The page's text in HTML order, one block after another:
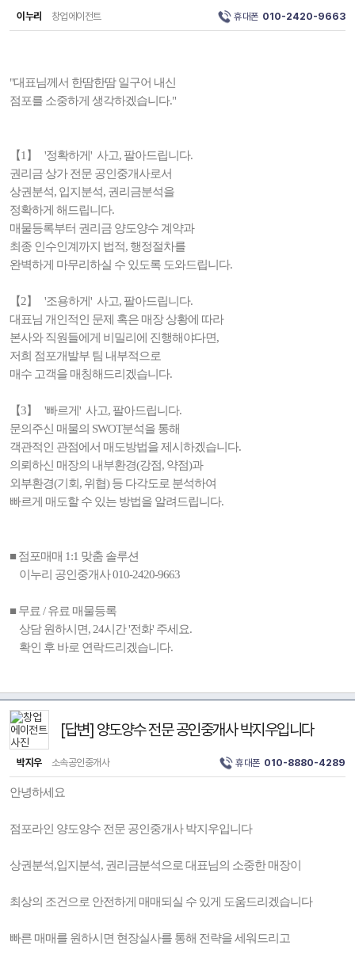
이누리 창업에이전트 휴대폰 010-2420-9663
"대표님께서 한땀한땀 일구어 내신
점포를 소중하게 생각하겠습니다."
【1】 '정확하게' 사고, 팔아드립니다.
권리금 상가 전문 공인중개사로서
상권분석, 입지분석, 권리금분석을
정확하게 해드립니다.
매물등록부터 권리금 양도양수 계약과
최종 인수인계까지 법적, 행정절차를
완벽하게 마무리하실 수 있도록 도와드립니다.
【2】 '조용하게' 사고, 팔아드립니다.
대표님 개인적인 문제 혹은 매장 상황에 따라
본사와 직원들에게 비밀리에 진행해야다면,
저희 점포개발부 팀 내부적으로
매수 고객을 매칭해드리겠습니다.
【3】 '빠르게' 사고, 팔아드립니다.
문의주신 매물의 SWOT분석을 통해
객관적인 관점에서 매도방법을 제시하겠습니다.
의뢰하신 매장의 내부환경(강점, 약점)과
외부환경(기회, 위협) 등 다각도로 분석하여
빠르게 매도할 수 있는 방법을 알려드립니다.
■ 점포매매 1:1 맞춤 솔루션
이누리 공인중개사 010-2420-9663
■ 무료 / 유료 매물등록
상담 원하시면, 24시간 '전화' 주세요.
확인 후 바로 연락드리겠습니다.
[답변] 양도양수 전문 공인중개사 박지우입니다
박지우 소속공인중개사 휴대폰 010-8880-4289
안녕하세요
점포라인 양도양수 전문 공인중개사 박지우입니다
상권분석,입지분석, 권리금분석으로 대표님의 소중한 매장이
최상의 조건으로 안전하게 매매되실 수 있게 도움드리겠습니다
빠른 매매를 원하시면 현장실사를 통해 전략을 세워드리고